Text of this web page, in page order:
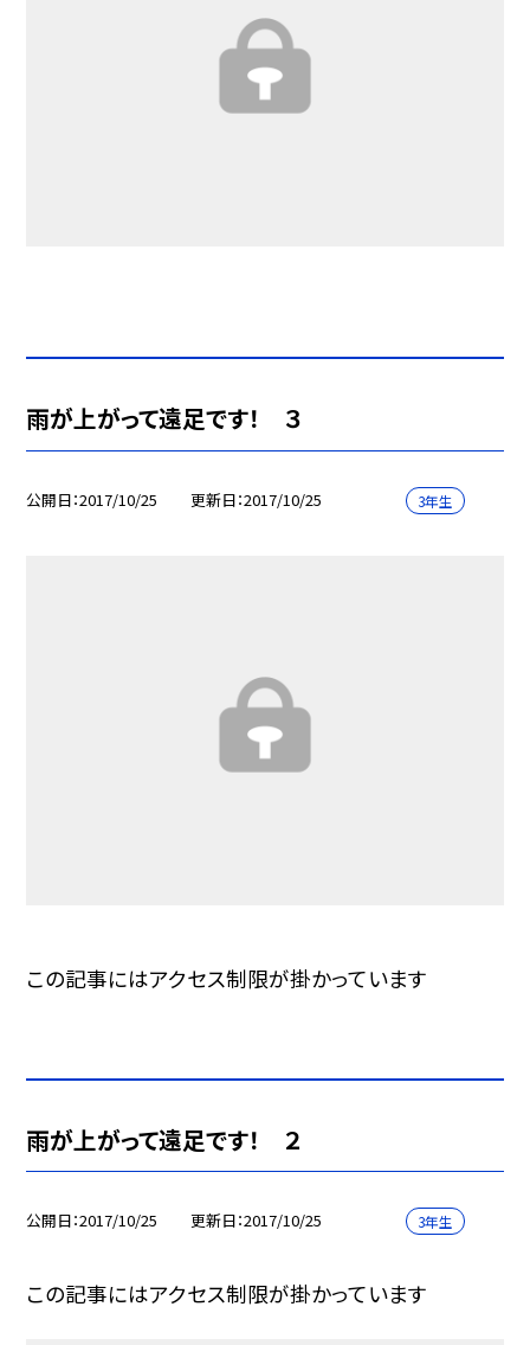
雨が上がって遠足です！ ３
公開日 2017/10/25 更新日 2017/10/25 3年生
この記事にはアクセス制限が掛かっています
雨が上がって遠足です！ ２
公開日 2017/10/25 更新日 2017/10/25 3年生
この記事にはアクセス制限が掛かっています